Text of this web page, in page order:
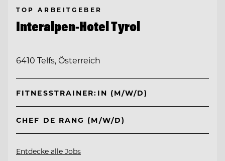
TOP ARBEITGEBER
Interalpen-Hotel Tyrol
6410 Telfs, Österreich
FITNESSTRAINER:IN (M/W/D)
CHEF DE RANG (M/W/D)
Entdecke alle Jobs